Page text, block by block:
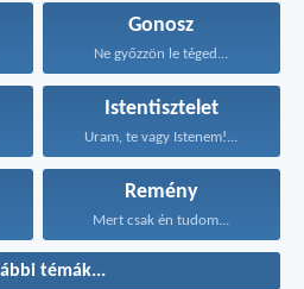
Gonosz
Ne győzzön le téged...
Istentisztelet
Uram, te vagy Istenem!...
Remény
Mert csak én tudom...
témák...